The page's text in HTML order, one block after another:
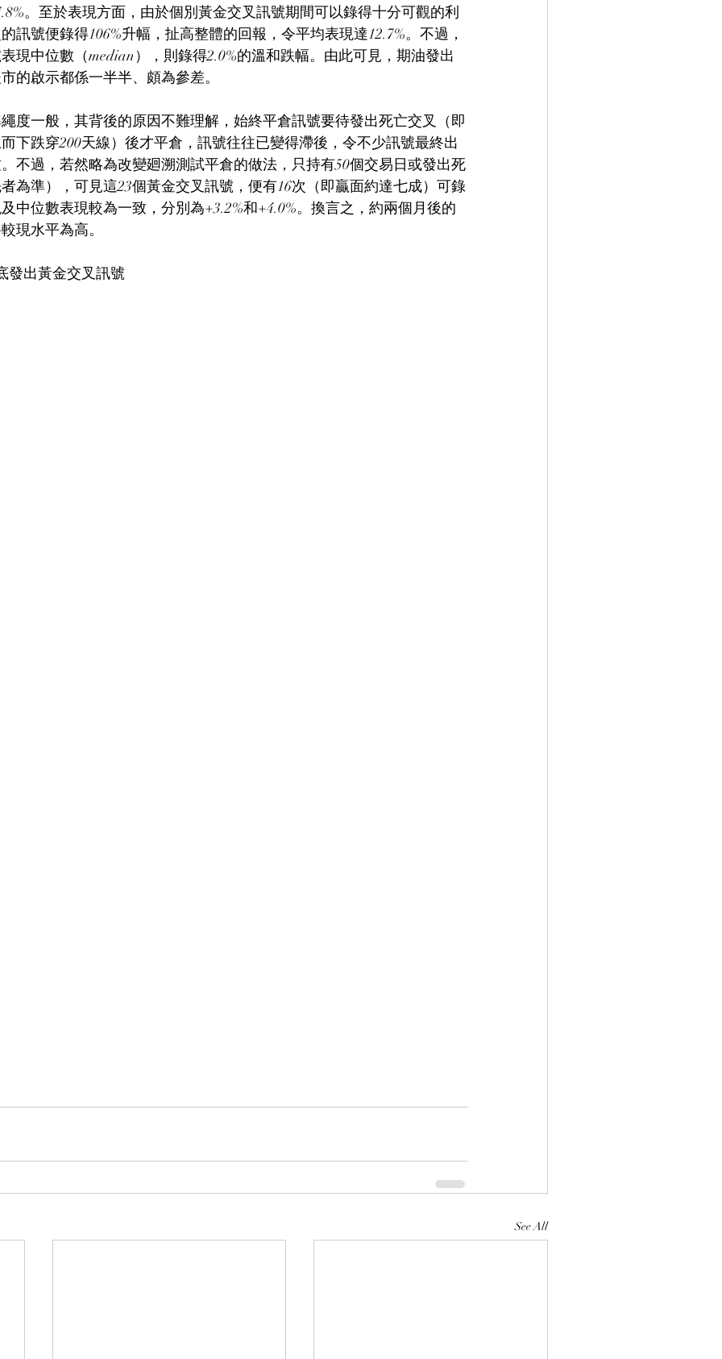
。至於表現方面，由於個別黃金交叉訊號期間可以錄得十分可觀的利
訊號便錄得106%升幅，扯高整體的回報，令平均表現達12.7%。不過，
現中位數（median），則錄得2.0%的溫和跌幅。由此可見，期油發出
的啟示都係一半半、頗為參差。
度一般，其背後的原因不難理解，始終平倉訊號要待發出死亡交叉（即
下跌穿200天線）後才平倉，訊號往往已變得滯後，令不少訊號最終出
不過，若然略為改變廻溯測試平倉的做法，只持有50個交易日或發出死
為準），可見這23個黃金交叉訊號，便有16次（即贏面約達七成）可錄
中位數表現較為一致，分別為+3.2%和+4.0%。換言之，約兩個月後的
現水平為高。
發出黃金交叉訊號
See All